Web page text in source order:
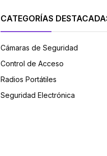
CATEGORÍAS
Cámaras de Seguridad
Control de Acceso
Radios Portátiles
Seguridad Electrónica